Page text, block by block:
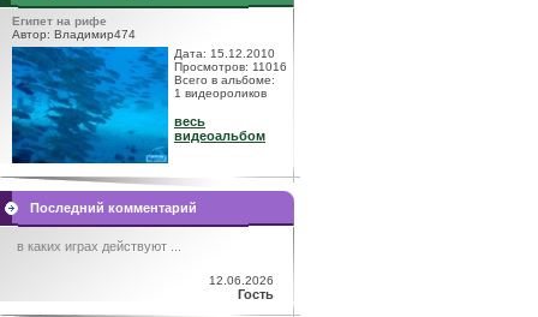
Египет на рифе
Автор: Владимир474
Дата: 15.12.2010
Просмотров: 11016
Всего в альбоме:
1 видеороликов
весь
видеоальбом
Последний комментарий
в каких играх действуют ...
12.06.2026
Гость